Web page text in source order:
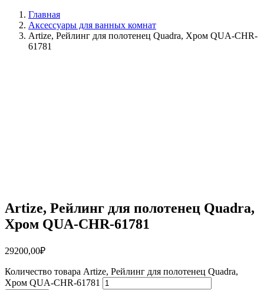
Главная
Аксессуары для ванных комнат
Artize, Рейлинг для полотенец Quadra, Хром QUA-CHR-
61781
Artize, Рейлинг для полотенец Quadra,
Хром QUA-CHR-61781
29200,00₽
Количество товара Artize, Рейлинг для полотенец Quadra,
Хром QUA-CHR-61781